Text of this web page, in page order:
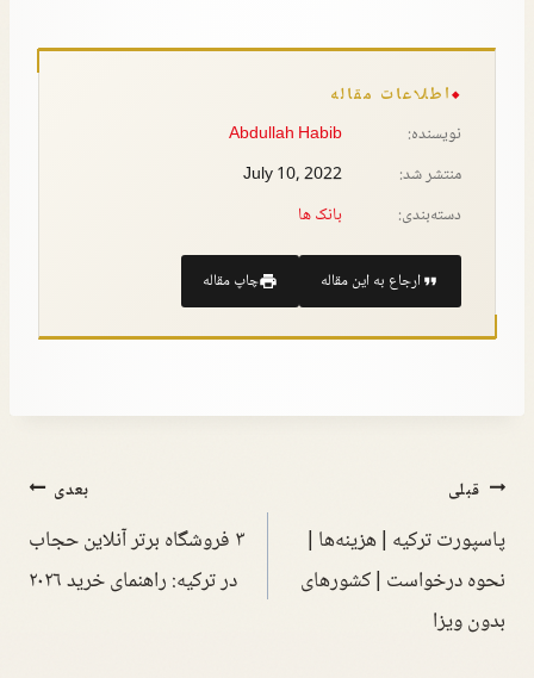
اطلاعات مقاله
نویسنده:
Abdullah Habib
منتشر شد:
July 10, 2022
دسته‌بندی:
بانک ها
ارجاع به این مقاله چاپ مقاله
قبلی
پاسپورت ترکیه | هزینه‌ها |
نحوه درخواست | کشورهای
بدون ویزا
بعدی
۳ فروشگاه برتر آنلاین حجاب
در ترکیه: راهنمای خرید ۲۰۲۶